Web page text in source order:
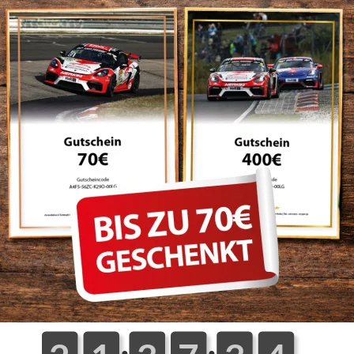
€ 75,00 € Details 9,80 € Details
Porsche 904 - Die komplette
€ 69,90 € Details
Buch: DTM 2025 (Deutsch)
40,00 € Details